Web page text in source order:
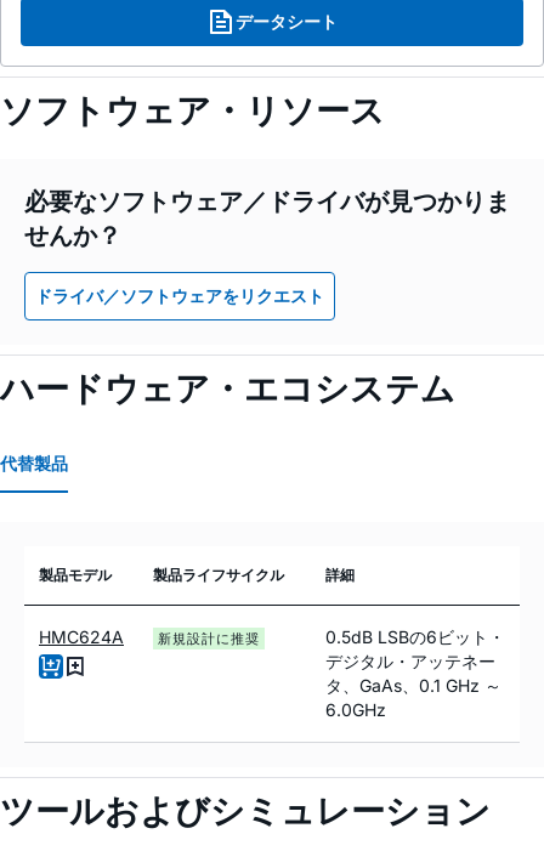
データシート
ソフトウェア・リソース
必要なソフトウェア／ドライバが見つかりま
せんか？
ドライバ／ソフトウェアをリクエスト
ハードウェア・エコシステム
代替製品
製品モデル 製品ライフサイクル 詳細
HMC624A 新規設計に推奨
0.5dB LSBの6ビット・
デジタル・アッテネー
タ、GaAs、0.1 GHz ～
6.0GHz
ツールおよびシミュレーション